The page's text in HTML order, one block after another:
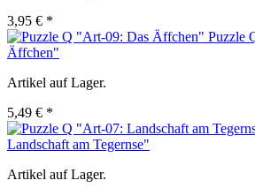
3,95 € *
Puzzle
Äffchen"
Artikel auf Lager.
5,49 € *
Landschaft am Tegernse"
Artikel auf Lager.